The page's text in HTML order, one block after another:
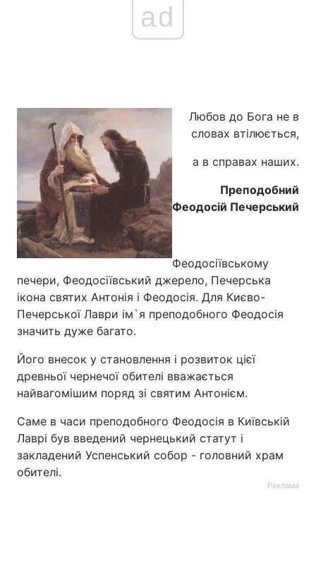
ad
Любов до Бога не в
словах втілюється,
а в справах наших.
Преподобний
Феодосій Печерський
Феодосіївському
печери, Феодосіївський джерело, Печерська
ікона святих Антонія і Феодосія. Для Києво-
Печерської Лаври ім`я преподобного Феодосія
значить дуже багато.
Його внесок у становлення і розвиток цієї
древньої чернечої обителі вважається
найвагомішим поряд зі святим Антонієм.
Саме в часи преподобного Феодосія в Київській
Лаврі був введений чернецький статут і
закладений Успенський собор - головний храм
обителі.
Реклама